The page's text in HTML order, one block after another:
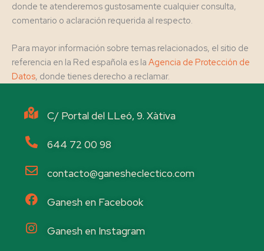
donde te atenderemos gustosamente cualquier consulta,
comentario o aclaración requerida al respecto.
Para mayor información sobre temas relacionados, el sitio de
referencia en la Red española es la Agencia de Protección de
Datos, donde tienes derecho a reclamar.
C/ Portal del LLeó, 9. Xàtiva
644 72 00 98
contacto@ganesheclectico.com
Ganesh en Facebook
Ganesh en Instagram